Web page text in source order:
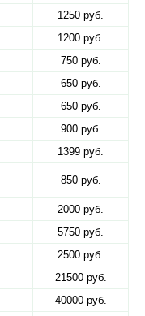
1250 руб.
1200 руб.
750 руб.
650 руб.
650 руб.
900 руб.
1399 руб.
850 руб.
2000 руб.
5750 руб.
2500 руб.
21500 руб.
40000 руб.